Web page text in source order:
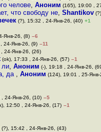
челове, Аноним (165), 19:00 ,
что свободу не, Shantikov
(?), 15:32 , 24-Янв-26, (40) +1
Янв-26, (8) –6
24-Янв-26, (9) –11
24-Янв-26, (26)
(ok), 17:33 , 24-Янв-26, (57) –1
ли, Аноним (-), 19:18 , 24-Янв-26,
да , Аноним (124), 19:01 , 25-
, 24-Янв-26, (10) –5
12:50 , 24-Янв-26, (17) –1
(?), 15:42 , 24-Янв-26, (43)